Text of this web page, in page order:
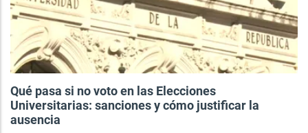
Qué pasa si no voto en las Elecciones
Universitarias: sanciones y cómo justificar la
ausencia